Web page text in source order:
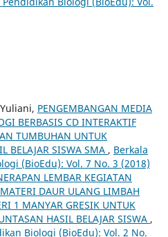
PENGEMBANGAN MEDIA
BERBASIS CD INTERAKTIF
TUMBUHAN UNTUK
BELAJAR SISWA SMA , Berkala
(BioEdu): Vol. 7 No. 3 (2018)
LEMBAR KEGIATAN
DAUR ULANG LIMBAH
1 MANYAR GRESIK UNTUK
HASIL BELAJAR SISWA ,
Biologi (BioEdu): Vol. 2 No.